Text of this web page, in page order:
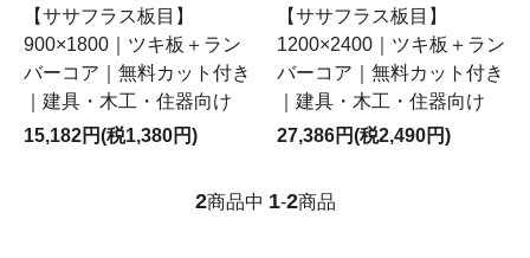
【ササフラス板目】
900×1800｜ツキ板＋ラン
バーコア｜無料カット付き
｜建具・木工・住器向け
15,182円(税1,380円)
【ササフラス板目】
1200×2400｜ツキ板＋ラン
バーコア｜無料カット付き
｜建具・木工・住器向け
27,386円(税2,490円)
2商品中 1-2商品